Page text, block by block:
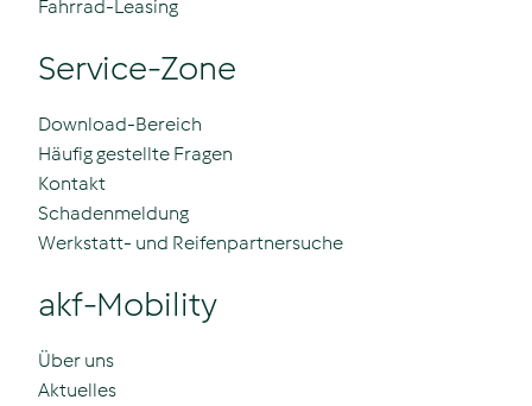
Fahrrad-Leasing
Service-Zone
Download-Bereich
Häufig gestellte Fragen
Kontakt
Schadenmeldung
Werkstatt- und Reifenpartnersuche
akf-Mobility
Über uns
Aktuelles